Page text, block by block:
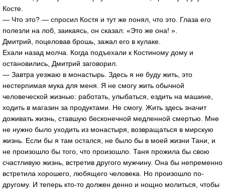
Косте.
— Что это? — спросил Костя и тут же понял, что это. Глаза его
полезли на лоб, заикаясь, он сказал: «Это же она! ».
Дмитрий, поцеловав брошь, зажал его в кулаке.
Ехали назад молча. Когда подъехали к Костиному дому и
остановились, Дмитрий заговорил.
— Завтра уезжаю в монастырь. Здесь я не буду жить, это
нестерпимая мука для меня. Я не смогу жить обычной
человеческой жизнью: работать, улыбаться, ездить на машине,
ходить в магазин за продуктами. Не смогу. Жить здесь значит
доживать жизнь, ставшую бесконечной медленной смертью. Мне
не нужно было уходить из монастыря, возвращаться в мирскую
жизнь. Если бы я там остался, не было бы в моей жизни Тани, и
не произошло бы того, что произошло. Таня прожила бы свою
счастливую жизнь, встретив другого мужчину. Она бы непременно
встретила хорошего, любящего человека. Но произошло по-
другому. И теперь кто-то должен денно и нощно молиться, чтобы